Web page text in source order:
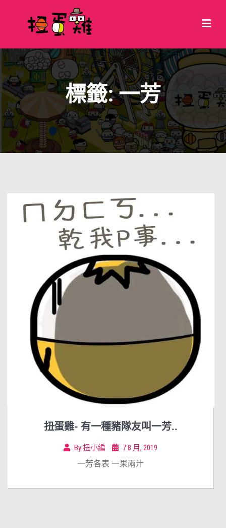
標籤:一芳
扭蛋雞- 有一種豬隊友叫一芳..
By扭小編 7 8 月, 2019
一芳各表 一果兩汁